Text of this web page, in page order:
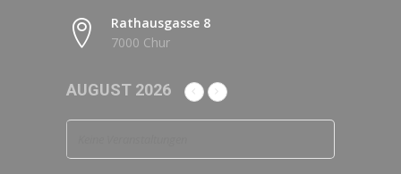
Rathausgasse 8
7000 Chur
AUGUST 2026